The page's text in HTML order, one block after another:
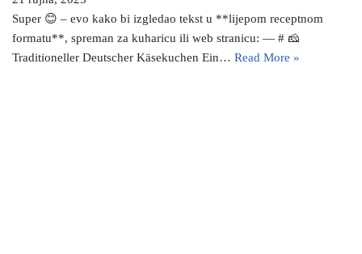
Super 😊 – evo kako bi izgledao tekst u **lijepom receptnom
formatu**, spreman za kuharicu ili web stranicu: — # 🧀
Traditioneller Deutscher Käsekuchen Ein… Read More »